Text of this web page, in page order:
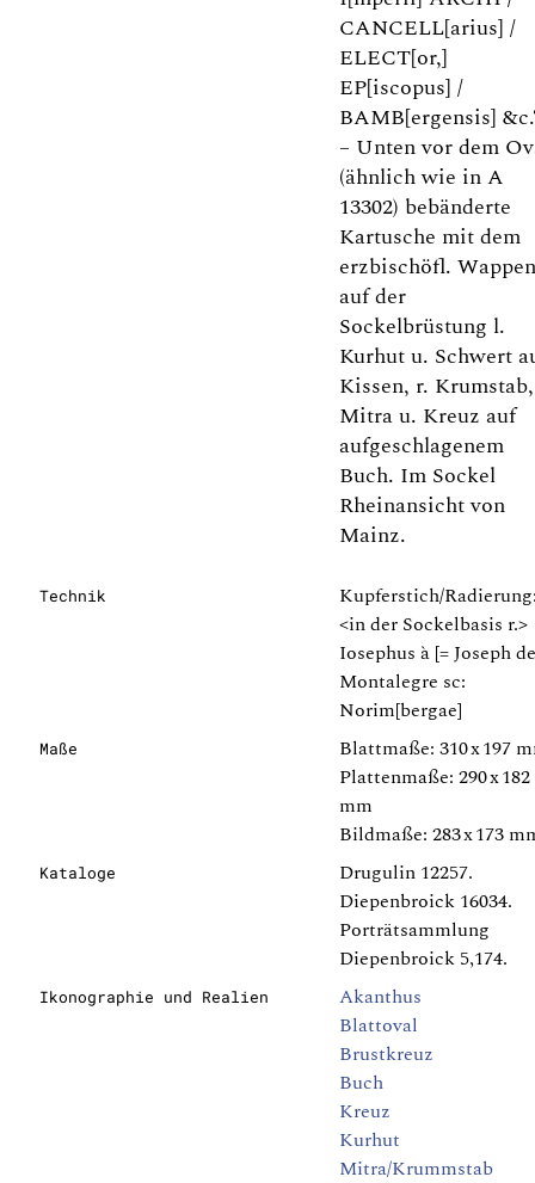
CANCELL[arius] /
ELECT[or,]
EP[iscopus] /
BAMB[ergensis]
– Unten vor dem
(ähnlich wie in A
13302) bebänderte
Kartusche mit dem
erzbischöfl.
auf der
Sockelbrüstung l.
Kurhut u. Schwert
Kissen, r. Krumstab,
Mitra u. Kreuz auf
aufgeschlagenem
Buch. Im Sockel
Rheinansicht von
Mainz.
Technik
Kupferstich/
<in der Sockelbasis r.>
Iosephus à [= Joseph
Montalegre sc:
Norim[bergae]
Maße
Blattmaße: 310 x 197
Plattenmaße: 290 x 182
mm
Bildmaße: 283 x 173
Kataloge
Drugulin 12257.
Diepenbroick 16034.
Porträtsammlung
Diepenbroick 5,174.
Ikonographie und Realien
Akanthus
Blattoval
Brustkreuz
Buch
Kreuz
Kurhut
Mitra/Krummstab